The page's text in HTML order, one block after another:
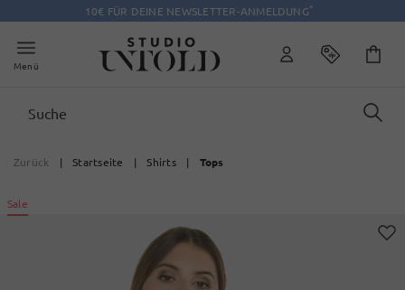
10€ FÜR DEINE NEWSLETTER-ANMELDUNG*
Menü
Zurück | Startseite | Shirts | Tops
Sale